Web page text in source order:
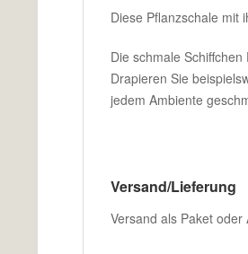
Diese Pflanzschale mit
Die schmale
Drapieren Sie
jedem Ambiente
Versand/Lieferung
Versand als Paket oder